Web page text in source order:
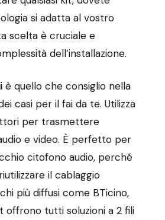
si adatta al vostro
scelta è cruciale e
dell’installazione.
è quello che consiglio nella
casi per il fai da te. Utilizza
per trasmettere
e video. È perfetto per
citofono audio, perché
il cablaggio
più diffusi come BTicino,
offrono tutti soluzioni a 2 fili